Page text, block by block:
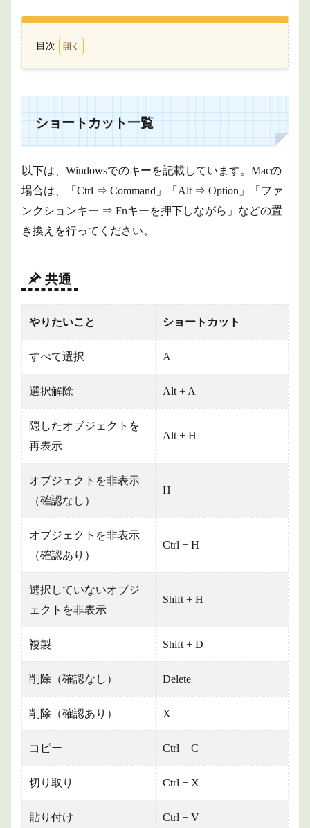
目次
カッ
ト一
覧
1.1
1.2
ファ
イル
ウザ
1.3
テキ
1.4
ル
クリ
1.6
グリ
ース
シル
1.7
ク編
集
1.8
カー
1.9
メー
ショ
ン
1.10
アニメ
ーショ
ンチャ
め
ショートカット一覧
以下は、Windowsでのキーを記載しています。Macの
場合は、「Ctrl ⇒ Command」「Alt ⇒ Option」「ファ
ンクションキー ⇒ Fnキーを押下しながら」などの置
き換えを行ってください。
共通
やりたいこと ショートカット
すべて選択 A
選択解除 Alt + A
隠したオブジェクトを
再表示
Alt + H
オブジェクトを非表示
（確認なし）
H
オブジェクトを非表示
（確認あり）
Ctrl + H
選択していないオブジ
ェクトを非表示
Shift + H
複製 Shift + D
削除（確認なし） Delete
削除（確認あり） X
コピー Ctrl + C
切り取り Ctrl + X
貼り付け Ctrl + V